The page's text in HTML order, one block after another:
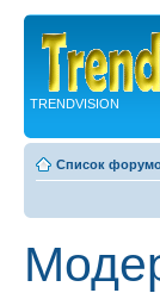
TRENDVISION
Список